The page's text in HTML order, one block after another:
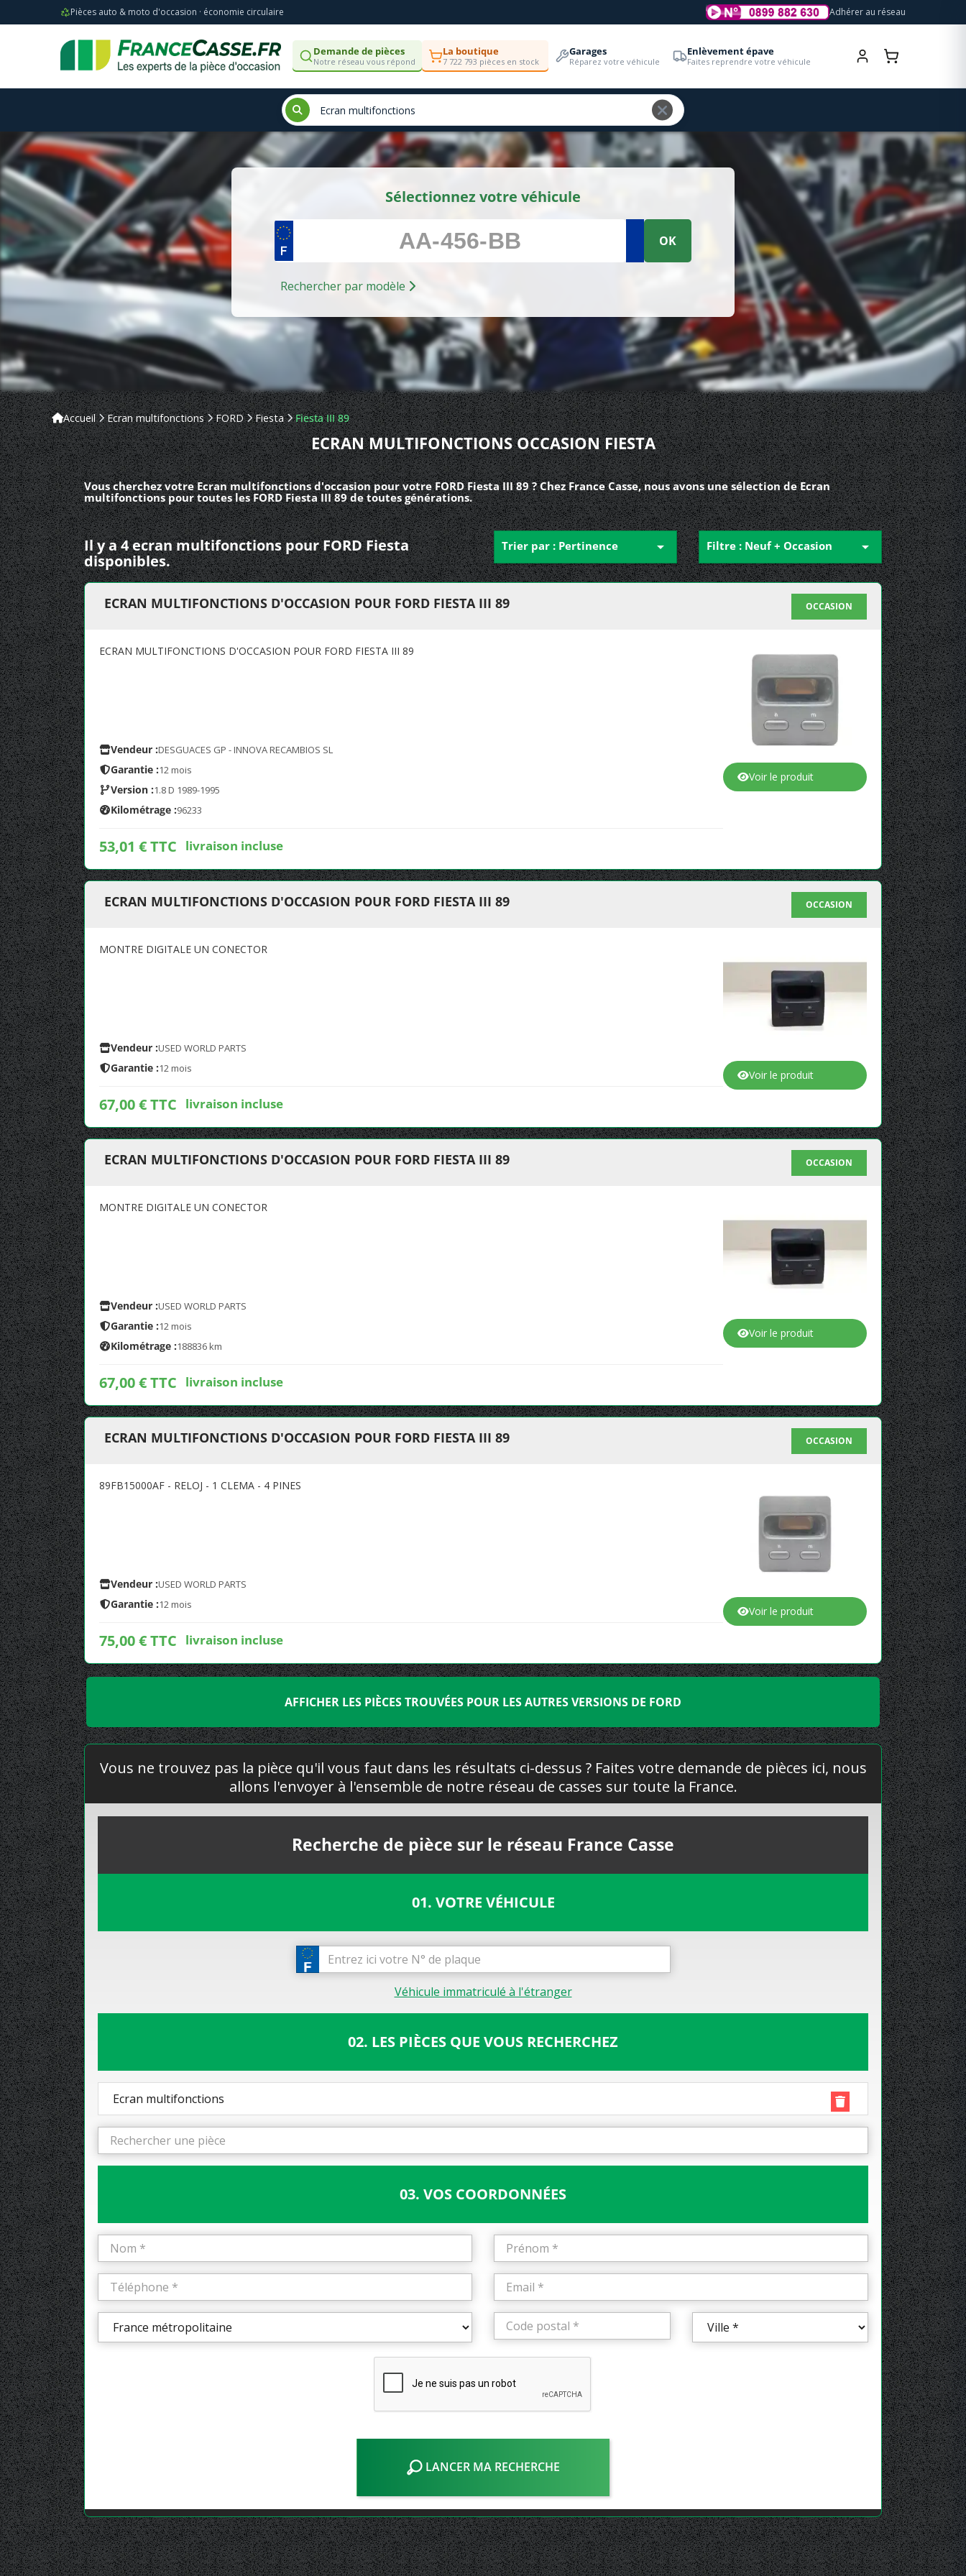
Pièces auto & moto d'occasion · économie circulaire Adhérer au réseau
Demande de pièces
Notre réseau vous répond
La boutique
7 722 793 pièces en stock
Garages
Réparez votre véhicule
Enlèvement épave
Faites reprendre votre véhicule
Sélectionnez votre véhicule
OK
Rechercher par modèle
Accueil Ecran multifonctions FORD Fiesta Fiesta III 89
ECRAN MULTIFONCTIONS OCCASION FIESTA
Vous cherchez votre Ecran multifonctions d'occasion pour votre FORD Fiesta III 89 ? Chez France Casse, nous avons une sélection de Ecran
multifonctions pour toutes les FORD Fiesta III 89 de toutes générations.
Il y a 4 ecran multifonctions pour FORD Fiesta
disponibles.
Trier par : Pertinence  Filtre : Neuf + Occasion 
ECRAN MULTIFONCTIONS D'OCCASION POUR FORD FIESTA III 89 OCCASION
ECRAN MULTIFONCTIONS D'OCCASION POUR FORD FIESTA III 89
Vendeur :DESGUACES GP - INNOVA RECAMBIOS SL
Garantie :12 mois
Version :1.8 D 1989-1995
Kilométrage :96233
53,01 € TTC livraison incluse
Voir le produit
ECRAN MULTIFONCTIONS D'OCCASION POUR FORD FIESTA III 89 OCCASION
MONTRE DIGITALE UN CONECTOR
Vendeur :USED WORLD PARTS
Garantie :12 mois
67,00 € TTC livraison incluse
Voir le produit
ECRAN MULTIFONCTIONS D'OCCASION POUR FORD FIESTA III 89 OCCASION
MONTRE DIGITALE UN CONECTOR
Vendeur :USED WORLD PARTS
Garantie :12 mois
Kilométrage :188836 km
67,00 € TTC livraison incluse
Voir le produit
ECRAN MULTIFONCTIONS D'OCCASION POUR FORD FIESTA III 89 OCCASION
89FB15000AF - RELOJ - 1 CLEMA - 4 PINES
Vendeur :USED WORLD PARTS
Garantie :12 mois
75,00 € TTC livraison incluse
Voir le produit
AFFICHER LES PIÈCES TROUVÉES POUR LES AUTRES VERSIONS DE FORD
Vous ne trouvez pas la pièce qu'il vous faut dans les résultats ci-dessus ? Faites votre demande de pièces ici, nous
allons l'envoyer à l'ensemble de notre réseau de casses sur toute la France.
Recherche de pièce sur le réseau France Casse
01. VOTRE VÉHICULE
Véhicule immatriculé à l'étranger
02. LES PIÈCES QUE VOUS RECHERCHEZ
Ecran multifonctions
03. VOS COORDONNÉES
LANCER MA RECHERCHE